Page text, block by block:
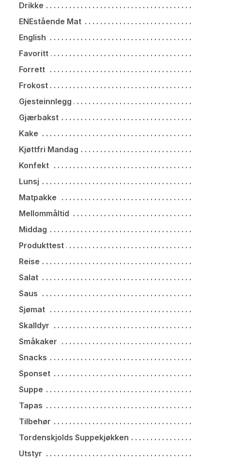
Drikke
ENEstående Mat
English
Favoritt
Forrett
Frokost
Gjesteinnlegg
Gjærbakst
Kake
Kjøttfri Mandag
Konfekt
Lunsj
Matpakke
Mellommåltid
Middag
Produkttest
Reise
Salat
Saus
Sjømat
Skalldyr
Småkaker
Snacks
Sponset
Suppe
Tapas
Tilbehør
Tordenskjolds Suppekjøkken
Utstyr